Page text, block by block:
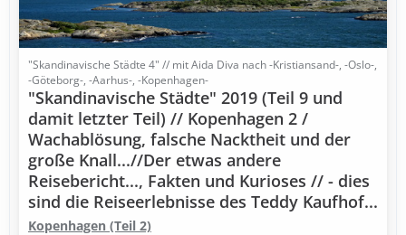
"Skandinavische Städte 4" // mit Aida Diva nach -Kristiansand-, -Oslo-,
-Göteborg-, -Aarhus-, -Kopenhagen-
"Skandinavische Städte" 2019 (Teil 9 und
damit letzter Teil) // Kopenhagen 2 /
Wachablösung, falsche Nacktheit und der
große Knall...//Der etwas andere
Reisebericht..., Fakten und Kurioses // - dies
sind die Reiseerlebnisse des Teddy Kaufhof...
Kopenhagen (Teil 2)